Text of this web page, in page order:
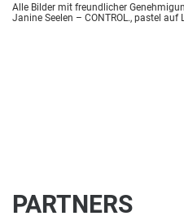
Alle Bilder mit freundlicher
Janine Seelen – CONTROL., pastel auf
PARTNERS